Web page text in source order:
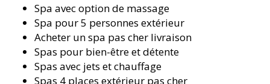
Spa avec option de massage
Spa pour 5 personnes extérieur
Acheter un spa pas cher livraison
Spas pour bien-être et détente
Spas avec jets et chauffage
Spas 4 places extérieur pas cher